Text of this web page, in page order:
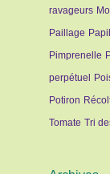
ravageurs
Paillage
Pimprenelle
perpétuel
Potiron
Tomate Tri